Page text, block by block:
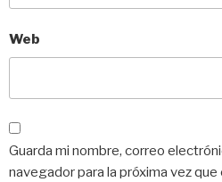
Web
Guarda mi nombre, correo
navegador para la próxima vez